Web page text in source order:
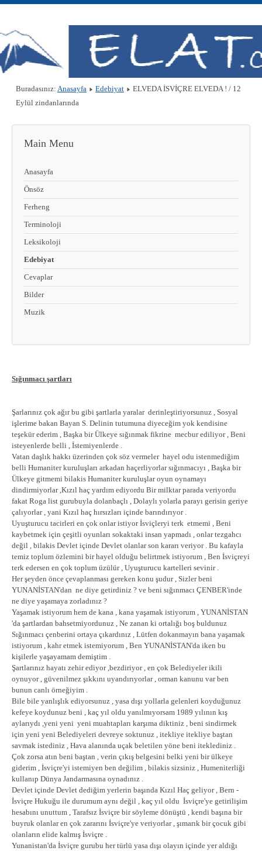
Buradasınız: Anasayfa Edebiyat
ELVEDA İSVİÇRE ELVEDA ! / 12
Eylül zindanlarında
Main Menu
Anasayfa
Önsöz
Ferheng
Terminoloji
Leksikoloji
Edebiyat
Cevaplar
Bilder
Muzik
Sığınmacı şartları
Şarlarınız çok ağır bu gibi şartlarla yaralar derinleştiriyorsunuz , Sosyal
işlerime bakan Bayan S. Delinin tutumuna diyeceğim yok kendisine
teşekür ederim , Başka bir Ülkeye sığınmak fikrine mecbur ediliyor , Beni
isteyenlerde belli , İstemiyenlerde .
Vatan daşlık hakkı üzerinden çok söz vermeler hayel odu istenmediğim
belli Humaniter kuruluşları arkadan haçerliyorlar sığınmacıyı , Başka bir
Ülkeye gitmemi bilakis Humaniter kuruluşlar oyun oynamayı
dindirmiyorlar ,Kızıl haç yardım ediyordu Bir milktar parada veriyordu
fakat Roga list gurubuyla dolanbaçlı , Dolaylı yolarla parayı gerisin geriye
çalıyorlar , yani Kızıl haç hırsızları içinde barındırıyor .
Uyuşturucu tacirleri en çok onlar istiyor İsviçleryi terk etmemi , Beni
kaybetmek için çeşitli oyunları sokaktaki insan yapmadı , onlar tezgahcı
değil , bilakis Devlet içinde Devlet olanlar son kararı veriyor . Bu kafayla
temiz toplum özlemini bir hayel olduğu belirtmek istiyorum , Ben İsviçreyi
terk edersen en çok toplum üzülür , Uyuşturucu kartelleri sevinir .
Her şeyden önce çevaplanması gereken konu şudur , Sizler beni
YUNANİSTAN'dan ne diye getirdiniz ? ve beni sığınmacı ÇENBER'inde
ne diye yaşamaya zorladınız ?
Yaşamak istiyorum hem de kana , kana yaşamak istiyorum , YUNANİSTAN
'da şartlardan bahsetmiyordunuz , Ne zanan ki ortalığı boş buldunuz
Sığınmacı çenberini ortaya çıkardınız , Lütfen dokanmayın bana yaşamak
istiyorum , kahr etmek istemiyorum , Ben YUNANİSTAN'da iken bu
kişilerle yaşayamam demiştim .
Şartlarınız hayatı zehir ediyor ,bezdiriyor , en çok Belediyeler ikili
oynuyor , güvenilmez şıkkını uyandırıyorlar , orman kanunu var ben
bunun canlı örneğiyim .
Bile bile yanlışlık ediyorsunuz , yasa dışı yollarla gelenleri koyduğunuz
kefeye koydunuz beni , kaç yıl oldu yanılmıyorsam 1989 yılının kış
aylarıydı ,yeni yeni yeni muahtapları karşıma diktiniz , beni sindirmek
için yeni yeni Belediyeleri devreye soktunuz , itekliye itekliye baştan
savmak istediniz , Hava alanında uçak beletilen yöne beni iteklediniz .
Çok zorsa atın beni baştan , verin çıkış belgesini belki yeni bir ülkeye
giderim , İsviçre'yi istemiyen ben değilim , bilakis sizsiniz , Humeniterliği
kullanıp Dünya Jandarmasına oynadınız .
Devlet içinde Devlet dediğim yerlerin başında Kızıl Haç geliyor , Bern -
İsviçre Hukuğu ile durumum aynı değil , kaç yıl oldu İsviçre'ye getirilişim
hesabını unuttum , Tarafsız İsviçre bir söyleme dönüştü , kendi başına bir
buyruk olanlar en çok zararını İsviçre'ye veriyorlar , şımarık bir çocuk gibi
olanların elide kalmış İsviçre .
Yunanistan'da İsviçre gurubu her türlü yasa dışı olayın içinde yer aldığı